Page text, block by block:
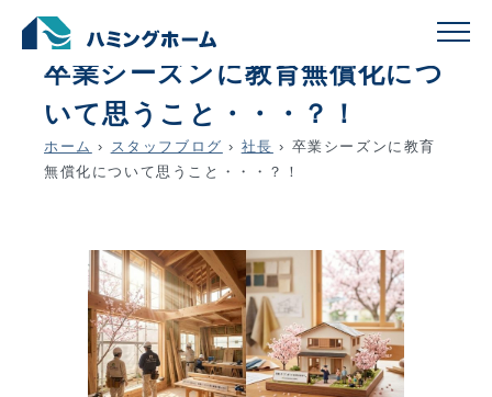
schedule
卒業シーズンに教育無償化につ
いて思うこと・・・？！
ホーム › スタッフブログ › 社長 › 卒業シーズンに教育
無償化について思うこと・・・？！